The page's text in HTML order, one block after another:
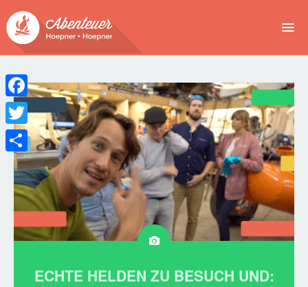
EVENTS
BUCHEN
ABENTEUER
WIR
SPONSOREN
ECHTE HELDEN ZU BESUCH UND:
Facebook
Twitter
Teilen